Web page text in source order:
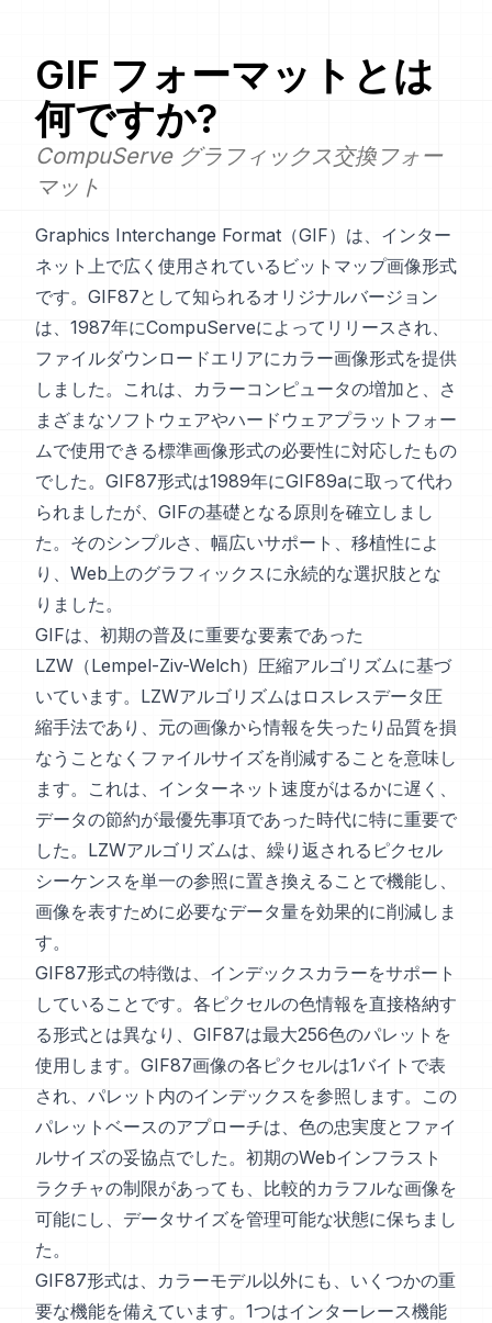
GIF フォーマットとは
何ですか?
CompuServe グラフィックス交換フォー
マット
Graphics Interchange Format（GIF）は、インター
ネット上で広く使用されているビットマップ画像形式
です。GIF87として知られるオリジナルバージョン
は、1987年にCompuServeによってリリースされ、
ファイルダウンロードエリアにカラー画像形式を提供
しました。これは、カラーコンピュータの増加と、さ
まざまなソフトウェアやハードウェアプラットフォー
ムで使用できる標準画像形式の必要性に対応したもの
でした。GIF87形式は1989年にGIF89aに取って代わ
られましたが、GIFの基礎となる原則を確立しまし
た。そのシンプルさ、幅広いサポート、移植性によ
り、Web上のグラフィックスに永続的な選択肢とな
りました。
GIFは、初期の普及に重要な要素であった
LZW（Lempel-Ziv-Welch）圧縮アルゴリズムに基づ
いています。LZWアルゴリズムはロスレスデータ圧
縮手法であり、元の画像から情報を失ったり品質を損
なうことなくファイルサイズを削減することを意味し
ます。これは、インターネット速度がはるかに遅く、
データの節約が最優先事項であった時代に特に重要で
した。LZWアルゴリズムは、繰り返されるピクセル
シーケンスを単一の参照に置き換えることで機能し、
画像を表すために必要なデータ量を効果的に削減しま
す。
GIF87形式の特徴は、インデックスカラーをサポート
していることです。各ピクセルの色情報を直接格納す
る形式とは異なり、GIF87は最大256色のパレットを
使用します。GIF87画像の各ピクセルは1バイトで表
され、パレット内のインデックスを参照します。この
パレットベースのアプローチは、色の忠実度とファイ
ルサイズの妥協点でした。初期のWebインフラスト
ラクチャの制限があっても、比較的カラフルな画像を
可能にし、データサイズを管理可能な状態に保ちまし
た。
GIF87形式は、カラーモデル以外にも、いくつかの重
要な機能を備えています。1つはインターレース機能